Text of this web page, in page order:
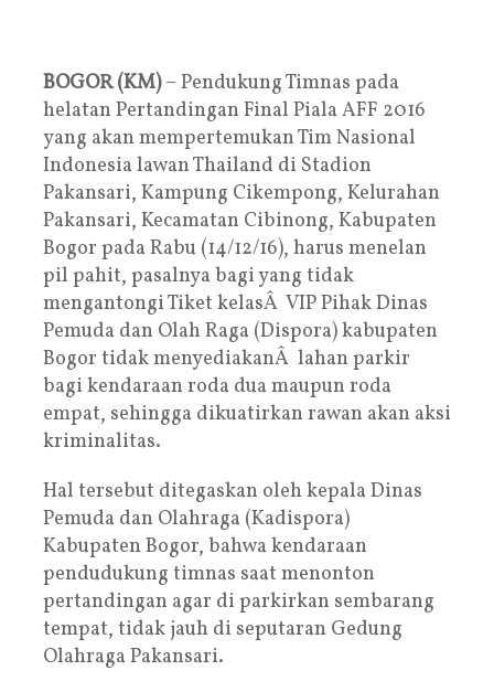
BOGOR (KM)– Pendukung Timnas pada
helatan Pertandingan Final Piala AFF 2016
yang akan mempertemukan Tim Nasional
Indonesia lawan Thailand di Stadion
Pakansari, Kampung Cikempong, Kelurahan
Pakansari, Kecamatan Cibinong, Kabupaten
Bogor pada Rabu (14/12/16), harus menelan
pil pahit, pasalnya bagi yang tidak
mengantongi Tiket kelasÂ VIP Pihak Dinas
Pemuda dan Olah Raga (Dispora) kabupaten
Bogor tidak menyediakanÂ lahan parkir
bagi kendaraan roda dua maupun roda
empat, sehingga dikuatirkan rawan akan aksi
kriminalitas.
Hal tersebut ditegaskan oleh kepala Dinas
Pemuda dan Olahraga (Kadispora)
Kabupaten Bogor, bahwa kendaraan
pendudukung timnas saat menonton
pertandingan agar di parkirkan sembarang
tempat, tidak jauh di seputaran Gedung
Olahraga Pakansari.